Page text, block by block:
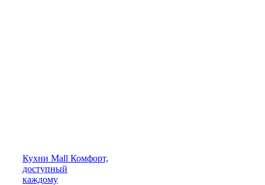
Кухни Mall Комфорт,
доступный
каждому